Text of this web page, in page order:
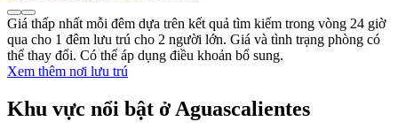
Giá thấp nhất mỗi đêm dựa trên kết quả tìm kiếm trong vòng 24 giờ
qua cho 1 đêm lưu trú cho 2 người lớn. Giá và tình trạng phòng có
thể thay đổi. Có thể áp dụng điều khoản bổ sung.
Xem thêm nơi lưu trú
Khu vực nổi bật ở Aguascalientes